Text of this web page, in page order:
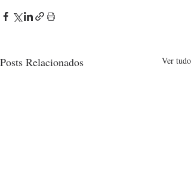
Posts Relacionados Ver tudo